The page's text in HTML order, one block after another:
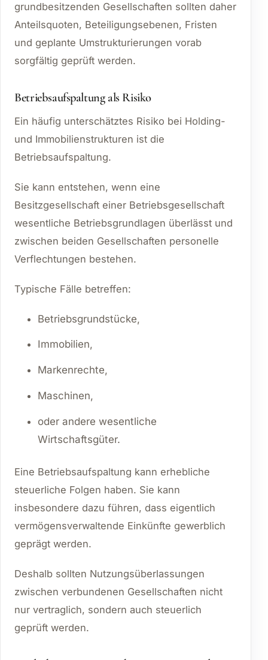
grundbesitzenden Gesellschaften sollten daher
Anteilsquoten, Beteiligungsebenen, Fristen
und geplante Umstrukturierungen vorab
sorgfältig geprüft werden.
Betriebsaufspaltung als Risiko
Ein häufig unterschätztes Risiko bei Holding-
und Immobilienstrukturen ist die
Betriebsaufspaltung.
Sie kann entstehen, wenn eine
Besitzgesellschaft einer Betriebsgesellschaft
wesentliche Betriebsgrundlagen überlässt und
zwischen beiden Gesellschaften personelle
Verflechtungen bestehen.
Typische Fälle betreffen:
Betriebsgrundstücke,
Immobilien,
Markenrechte,
Maschinen,
oder andere wesentliche
Wirtschaftsgüter.
Eine Betriebsaufspaltung kann erhebliche
steuerliche Folgen haben. Sie kann
insbesondere dazu führen, dass eigentlich
vermögensverwaltende Einkünfte gewerblich
geprägt werden.
Deshalb sollten Nutzungsüberlassungen
zwischen verbundenen Gesellschaften nicht
nur vertraglich, sondern auch steuerlich
geprüft werden.